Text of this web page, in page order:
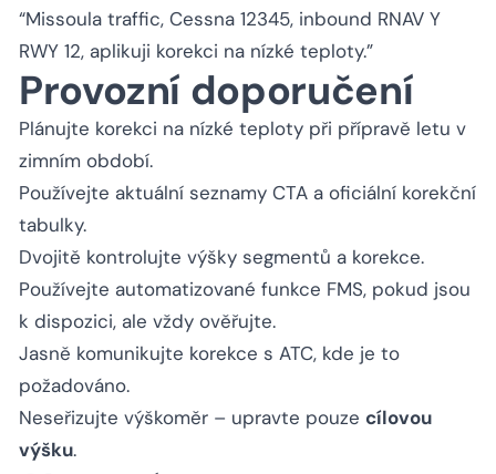
“Missoula traffic, Cessna 12345, inbound RNAV Y
RWY 12, aplikuji korekci na nízké teploty.”
Provozní doporučení
Plánujte korekci na nízké teploty při přípravě letu v
zimním období.
Používejte aktuální seznamy CTA a oficiální korekční
tabulky.
Dvojitě kontrolujte výšky segmentů a korekce.
Používejte automatizované funkce FMS, pokud jsou
k dispozici, ale vždy ověřujte.
Jasně komunikujte korekce s ATC, kde je to
požadováno.
Neseřizujte výškoměr – upravte pouze cílovou
výšku.